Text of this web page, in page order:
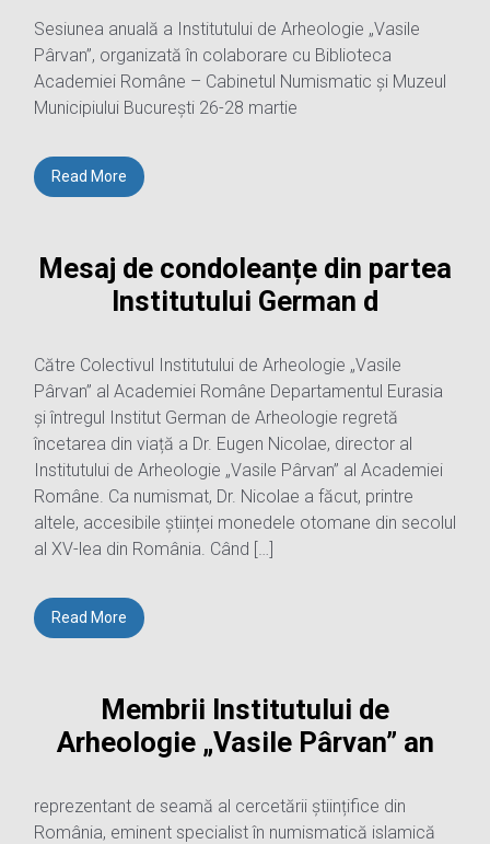
Sesiunea anuală a Institutului de Arheologie „Vasile
Pârvan”, organizată în colaborare cu Biblioteca
Academiei Române – Cabinetul Numismatic și Muzeul
Municipiului București 26-28 martie
Read More
Mesaj de condoleanțe din partea
Institutului German d
Către Colectivul Institutului de Arheologie „Vasile
Pârvan” al Academiei Române Departamentul Eurasia
și întregul Institut German de Arheologie regretă
încetarea din viață a Dr. Eugen Nicolae, director al
Institutului de Arheologie „Vasile Pârvan” al Academiei
Române. Ca numismat, Dr. Nicolae a făcut, printre
altele, accesibile științei monedele otomane din secolul
al XV-lea din România. Când […]
Read More
Membrii Institutului de
Arheologie „Vasile Pârvan” an
reprezentant de seamă al cercetării științifice din
România, eminent specialist în numismatică islamică